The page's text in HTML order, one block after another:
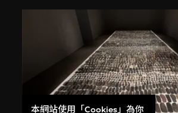
本網站使用「Cookies」為你